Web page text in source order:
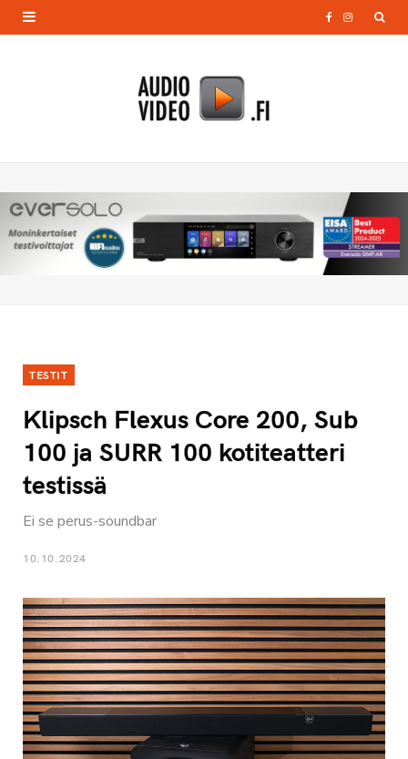
o
k
I
r
a
TESTIT
Klipsch Flexus Core 200, Sub
100 ja SURR 100 kotiteatteri
testissä
Ei se perus-soundbar
10.10.2024